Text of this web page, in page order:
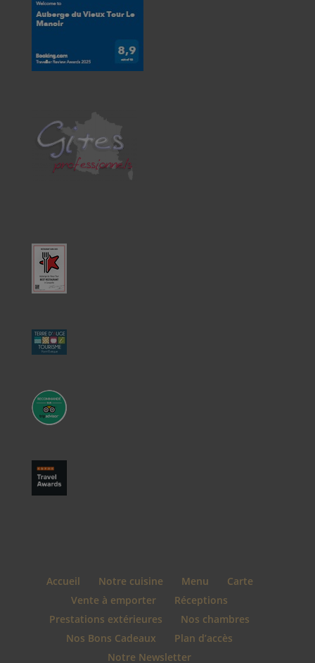
Accueil Notre cuisine Menu
Carte
Vente à emporter
Réceptions
Prestations extérieures
Nos chambres
Nos Bons Cadeaux
Plan d’accès
Notre Newsletter